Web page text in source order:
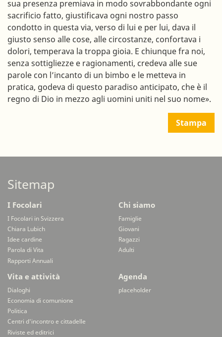
sua presenza premiava in modo sovrabbondante ogni
sacrificio fatto, giustificava ogni nostro passo
condotto in questa via, verso di lui e per lui, dava il
giusto senso alle cose, alle circostanze, confortava i
dolori, temperava la troppa gioia. E chiunque fra noi,
senza sottigliezze e ragionamenti, credeva alle sue
parole con l’incanto di un bimbo e le metteva in
pratica, godeva di questo paradiso anticipato, che è il
regno di Dio in mezzo agli uomini uniti nel suo nome».
Stampa
Sitemap
I Focolari
I Focolari in Svizzera
Chiara Lubich
Idee cardine
Parola di Vita
Rapporti Annuali
Chi siamo
Famiglie
Giovani
Ragazzi
Adulti
Vita e attività
Dialoghi
Economia di comunione
Politica
Centri d'incontro e cittadelle
Riviste ed editrici
Agenda
placeholder